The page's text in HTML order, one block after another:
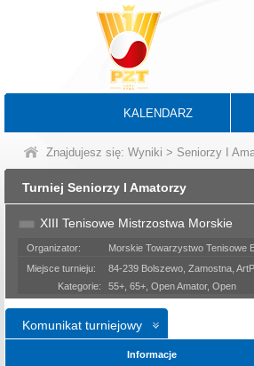
KALENDARZ
Znajdujesz się: Wyniki > Seniorzy I
Turniej Seniorzy I Amatorzy
XIII Tenisowe Mistrzostwa Morskie
Organizator:
Morskie Towarzystwo Tenisowe
Miejsce turnieju:
84-239 Bolszewo, Zamostna,
Kategorie:
55+, 65+, Open Amator, Open
Komunikat turniejowy
Informacje